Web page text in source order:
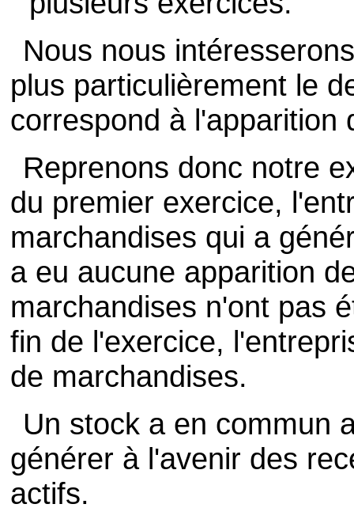
Nous nous
plus particulièrement le
correspond à l'apparition
Reprenons donc notre
du premier exercice,
marchandises qui a
a eu aucune apparition
marchandises n'ont pas
fin de l'exercice,
de marchandises.
Un stock a en commun
générer à l'avenir des
actifs.